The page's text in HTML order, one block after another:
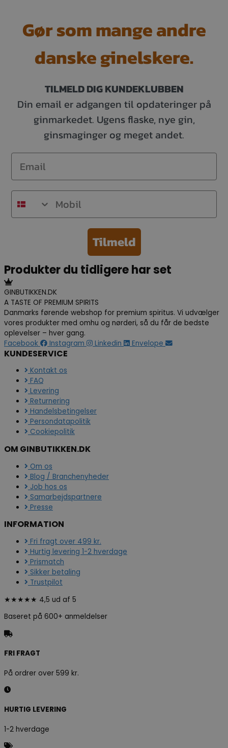
Gør som mange andre
danske ginelskere.
TILMELD DIG KUNDEKLUBBEN
Din email er adgangen til opdateringer på
ginmarkedet. Ugens flaske, nye gin,
ginsmaginger og meget andet.
Email
Mobil
Tilmeld
Produkter du tidligere har set
GINBUTIKKEN.DK
A TASTE OF PREMIUM SPIRITS
Danmarks førende webshop for premium spiritus. Vi udvælger
vores produkter med omhu og nørderi, så du får de bedste
oplevelser – hver gang.
Facebook
Instagram Linkedin Envelope
KUNDESERVICE
Kontakt os
FAQ
Levering
Returnering
Handelsbetingelser
Persondatapolitik
Cookiepolitik
OM GINBUTIKKEN.DK
Om os
Blog / Branchenyheder
Job hos os
Samarbejdspartnere
Presse
INFORMATION
Fri fragt over 499 kr.
Hurtig levering 1-2 hverdage
Prismatch
Sikker betaling
Trustpilot
★★★★★ 4,5 ud af 5
Baseret på 600+ anmeldelser
FRI FRAGT
På ordrer over 599 kr.
HURTIG LEVERING
1-2 hverdage